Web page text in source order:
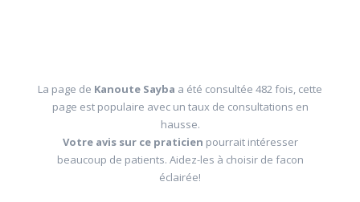
La page de Kanoute Sayba a été consultée 482 fois, cette
page est populaire avec un taux de consultations en
hausse.
Votre avis sur ce praticien pourrait intéresser
beaucoup de patients. Aidez-les à choisir de facon
éclairée!